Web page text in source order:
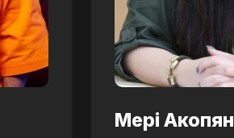
Мері Акопян